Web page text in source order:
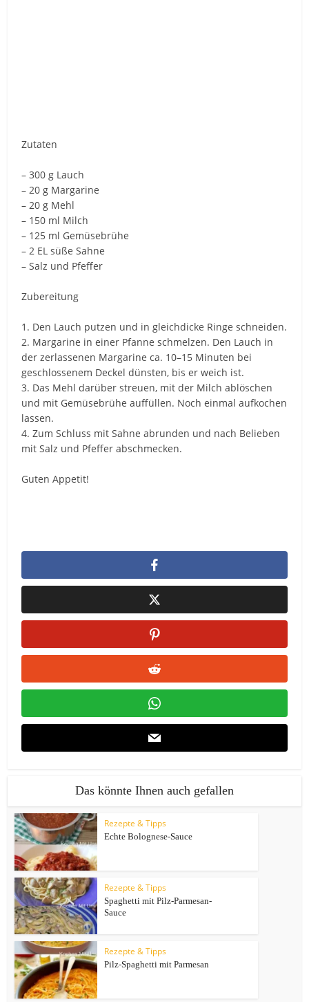
Zutaten
– 300 g Lauch
– 20 g Margarine
– 20 g Mehl
– 150 ml Milch
– 125 ml Gemüsebrühe
– 2 EL süße Sahne
– Salz und Pfeffer
Zubereitung
1. Den Lauch putzen und in gleichdicke Ringe schneiden.
2. Margarine in einer Pfanne schmelzen. Den Lauch in
der zerlassenen Margarine ca. 10–15 Minuten bei
geschlossenem Deckel dünsten, bis er weich ist.
3. Das Mehl darüber streuen, mit der Milch ablöschen
und mit Gemüsebrühe auffüllen. Noch einmal aufkochen
lassen.
4. Zum Schluss mit Sahne abrunden und nach Belieben
mit Salz und Pfeffer abschmecken.
Guten Appetit!
Das könnte Ihnen auch gefallen
Rezepte & Tipps
Echte Bolognese-Sauce
Rezepte & Tipps
Spaghetti mit Pilz-Parmesan-
Sauce
Rezepte & Tipps
Pilz-Spaghetti mit Parmesan